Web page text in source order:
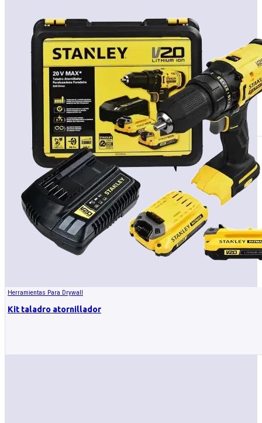
Herramientas Para Drywall
Kit taladro atornillador